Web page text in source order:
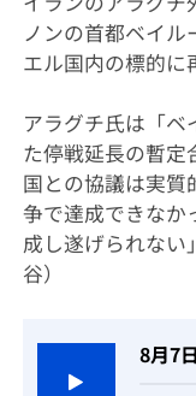
ノンの首都ベイ
エル国内の標的に
アラグチ氏は「
た停戦延長の暫定
国との協議は実質
争で達成できなか
成し遂げられない
谷）
8月7